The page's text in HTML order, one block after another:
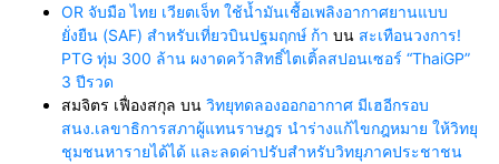
OR จับมือ ไทย เวียตเจ็ท ใช้น้ำมันเชื้อเพลิงอากาศยานแบบ
ยั่งยืน (SAF) สำหรับเที่ยวบินปฐมฤกษ์ ก้า บน สะเทือนวงการ!
PTG ทุ่ม 300 ล้าน ผงาดคว้าสิทธิ์ไตเติ้ลสปอนเซอร์ “ThaiGP”
3 ปีรวด
สมจิตร เฟื่องสกุล บน วิทยุทดลองออกอากาศ มีเฮอีกรอบ
สนง.เลขาธิการสภาผู้แทนราษฎร นำร่างแก้ไขกฎหมาย ให้วิทยุ
ชุมชนหารายได้ได้ และลดค่าปรับสำหรับวิทยุภาคประชาชน